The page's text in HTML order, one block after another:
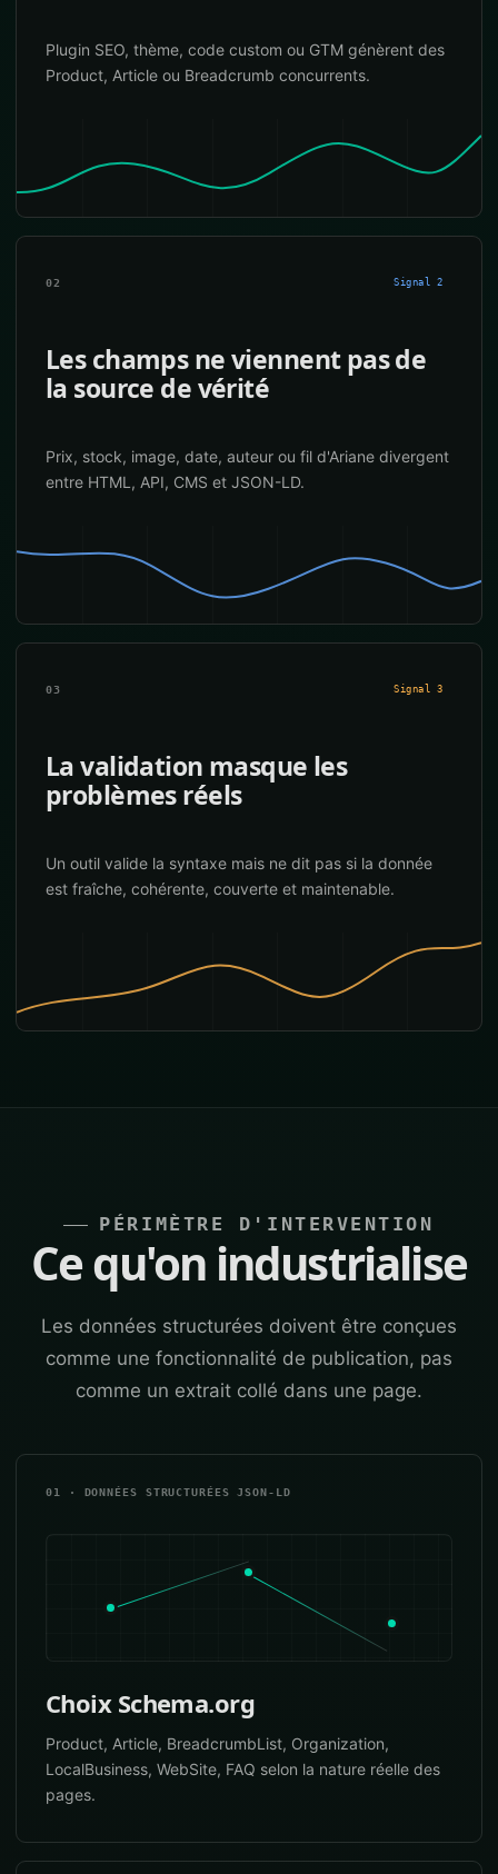
Plugin SEO, thème, code custom ou GTM génèrent des
Product, Article ou Breadcrumb concurrents.
02 Signal 2
Les champs ne viennent pas de
la source de vérité
Prix, stock, image, date, auteur ou fil d'Ariane divergent
entre HTML, API, CMS et JSON-LD.
03 Signal 3
La validation masque les
problèmes réels
Un outil valide la syntaxe mais ne dit pas si la donnée
est fraîche, cohérente, couverte et maintenable.
PÉRIMÈTRE D'INTERVENTION
Ce qu'on industrialise
Les données structurées doivent être conçues
comme une fonctionnalité de publication, pas
comme un extrait collé dans une page.
01 · DONNÉES STRUCTURÉES JSON-LD
Choix Schema.org
Product, Article, BreadcrumbList, Organization,
LocalBusiness, WebSite, FAQ selon la nature réelle des
pages.